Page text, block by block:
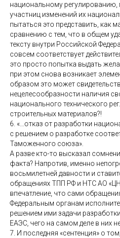
национальному регулированию,
участниц изменений их
пытаться это представить, как
сравнению с тем, что в общем
тексту внутри Российской
совсем соответствует
это просто попытка выдать
при этом снова возникает
образом это может
нецелесообразности наличия
национального технического
строительных материалов?!
6. «…отказ от разработки
с решением о разработке
Таможенного союза».
А разве кто-то высказал
факта? Напротив, именно
восьмилетней давности и
обращениях ТПП РФ и НТС АО
впечатление, что сами
Федеральным органам
решением ими задачи
ЕАЭС, чего на самом деле в них
7. И последняя «сентенция» о